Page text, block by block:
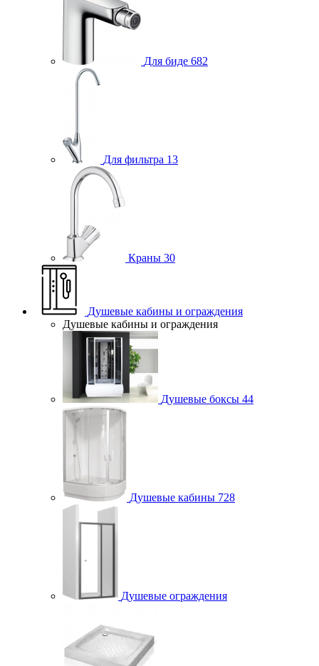
Для биде 682
Для фильтра 13
Краны 30
Душевые кабины и ограждения
Душевые кабины и ограждения
Душевые боксы 44
Душевые кабины 728
Душевые ограждения